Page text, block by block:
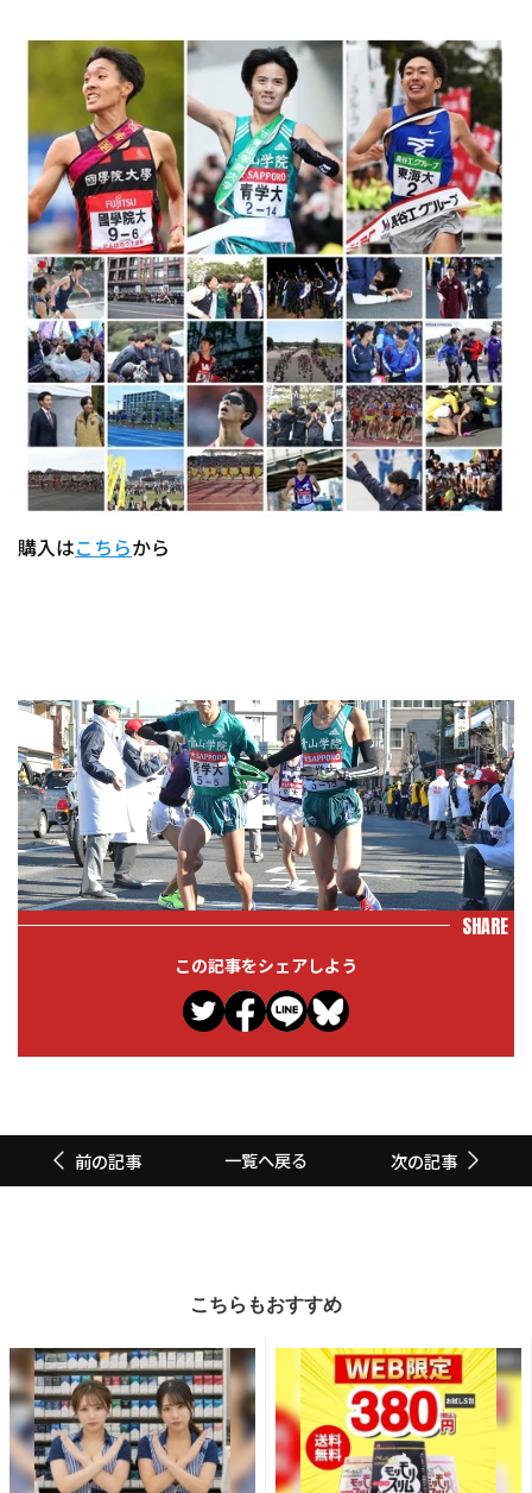
購入はこちらから
SHARE
この記事をシェアしよう
前の記事 一覧へ戻る 次の記事
こちらもおすすめ